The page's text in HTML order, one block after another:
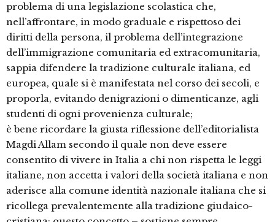
problema di una legislazione scolastica che,
nell’affrontare, in modo graduale e rispettoso dei
diritti della persona, il problema dell’integrazione
dell’immigrazione comunitaria ed extracomunitaria,
sappia difendere la tradizione culturale italiana, ed
europea, quale si è manifestata nel corso dei secoli, e
proporla, evitando denigrazioni o dimenticanze, agli
studenti di ogni provenienza culturale;
è bene ricordare la giusta riflessione dell’editorialista
Magdi Allam secondo il quale non deve essere
consentito di vivere in Italia a chi non rispetta le leggi
italiane, non accetta i valori della società italiana e non
aderisce alla comune identità nazionale italiana che si
ricollega prevalentemente alla tradizione giudaico-